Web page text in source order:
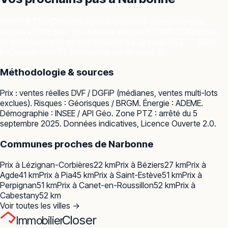
Méthodologie & sources
Prix : ventes réelles DVF / DGFiP (médianes, ventes multi-lots
exclues). Risques : Géorisques / BRGM. Énergie : ADEME.
Démographie : INSEE / API Géo. Zone PTZ : arrêté du 5
septembre 2025. Données indicatives, Licence Ouverte 2.0.
Communes proches de Narbonne
Prix à Lézignan-Corbières22 kmPrix à Béziers27 kmPrix à
Agde41 kmPrix à Pia45 kmPrix à Saint-Estève51 kmPrix à
Perpignan51 kmPrix à Canet-en-Roussillon52 kmPrix à
Cabestany52 km
Voir toutes les villes →
ImmobilierCloser